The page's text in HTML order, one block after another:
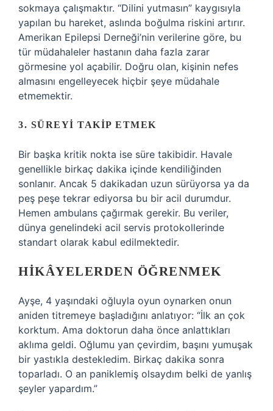
sokmaya çalışmaktır. “Dilini yutmasın” kaygısıyla
yapılan bu hareket, aslında boğulma riskini artırır.
Amerikan Epilepsi Derneği’nin verilerine göre, bu
tür müdahaleler hastanın daha fazla zarar
görmesine yol açabilir. Doğru olan, kişinin nefes
almasını engelleyecek hiçbir şeye müdahale
etmemektir.
3. SÜREYI TAKIP ETMEK
Bir başka kritik nokta ise süre takibidir. Havale
genellikle birkaç dakika içinde kendiliğinden
sonlanır. Ancak 5 dakikadan uzun sürüyorsa ya da
peş peşe tekrar ediyorsa bu bir acil durumdur.
Hemen ambulans çağırmak gerekir. Bu veriler,
dünya genelindeki acil servis protokollerinde
standart olarak kabul edilmektedir.
HIKÂYELERDEN ÖĞRENMEK
Ayşe, 4 yaşındaki oğluyla oyun oynarken onun
aniden titremeye başladığını anlatıyor: “İlk an çok
korktum. Ama doktorun daha önce anlattıkları
aklıma geldi. Oğlumu yan çevirdim, başını yumuşak
bir yastıkla destekledim. Birkaç dakika sonra
toparladı. O an paniklemiş olsaydım belki de yanlış
şeyler yapardım.”